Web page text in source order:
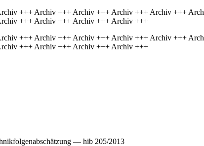
+++ Archiv +++ Archiv +++ Archiv +++ Archiv +++
+++ Archiv +++ Archiv +++ Archiv +++
+++ Archiv +++ Archiv +++ Archiv +++ Archiv +++
+++ Archiv +++ Archiv +++ Archiv +++
— hib 205/2013